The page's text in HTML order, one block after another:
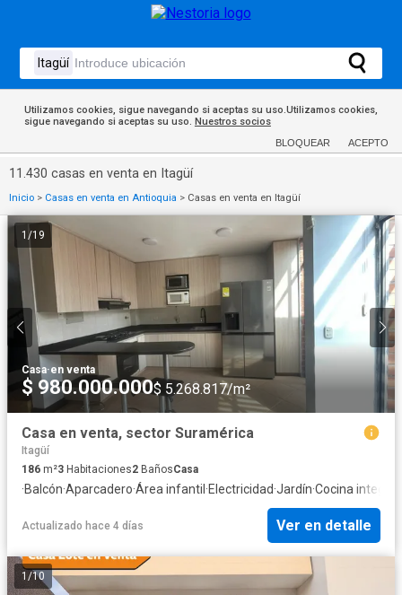
Utilizamos cookies, sigue navegando si aceptas su uso.Utilizamos cookies,
sigue navegando si aceptas su uso. Nuestros socios
BLOQUEAR ACEPTO
11.430 casas en venta en Itagüí
Inicio > Casas en venta en Antioquia > Casas en venta en Itagüí
1 /19
Casa·en venta
$ 980.000.000$ 5.268.817/m²
Casa en venta, sector Suramérica
Itagüí
186 m²3 Habitaciones2 BañosCasa
·Balcón·Aparcadero·Área infantil ·Electricidad·Jardín·Cocina integral
Actualizado hace 4 días Ver en detalle
1 /10